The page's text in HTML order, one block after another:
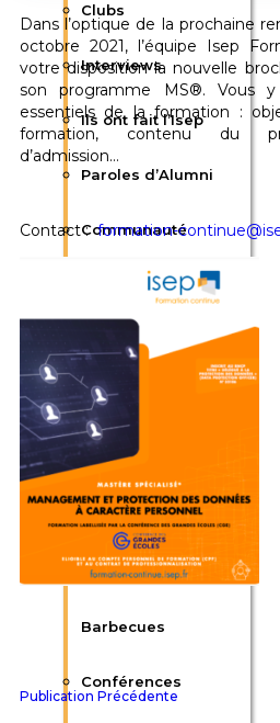
Clubs
Interviews
Ils ont fait l’Isep
Paroles d’Alumni
Communauté
Whatsapp
L’ingénieur Isep au
fil des années
Événements
Afterworks &
Barbecues
Conférences
Dans l’optique de la prochaine
octobre 2021, l’équipe Isep
votre disposition la nouvelle
son programme MS®. Vous
essentiels de la formation :
formation, contenu du
d’admission…
Contact :formation-
Publication Précédente